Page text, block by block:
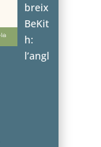
breix
BeKit
h:
l’angl